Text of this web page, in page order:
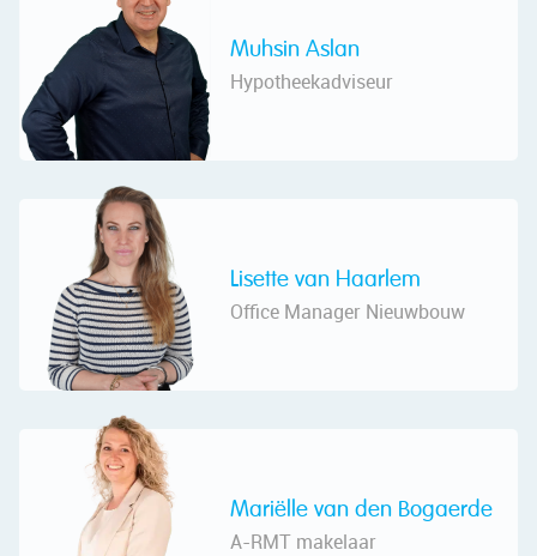
Muhsin Aslan
Hypotheekadviseur
Lisette van Haarlem
Office Manager Nieuwbouw
Mariëlle van den Bogaerde
A-RMT makelaar